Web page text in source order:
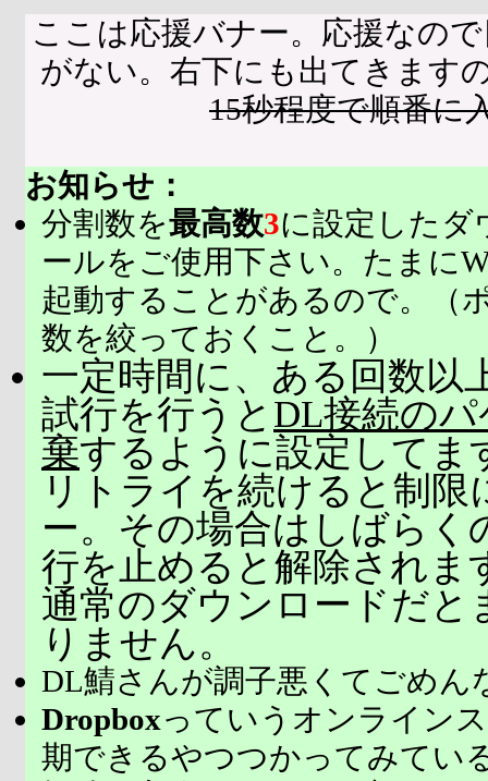
ここは応援バナー。応援なの
がない。右下にも出てきます
15秒程度で順番に
お知らせ：
分割数を最高数3に設定したダ
ールをご使用下さい。たまに
起動することがあるので。（
数を絞っておくこと。）
一定時間に、ある回数以
試行を行うと DL接続の
棄するように設定してま
リトライを続けると制限
ー。その場合はしばらく
行を止めると解除されま
通常のダウンロードだと
りません。
DL鯖さんが調子悪くてごめん
Dropboxっていうオンライン
期できるやつつかってみてい